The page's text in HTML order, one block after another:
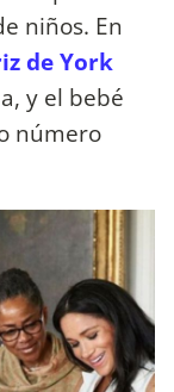
niños. En
de York
y el bebé
número